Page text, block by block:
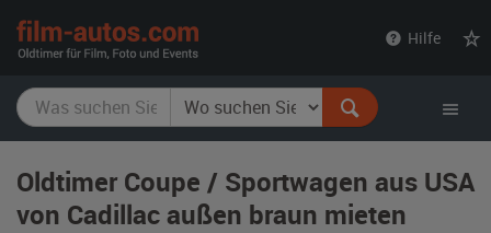
Hilfe
Oldtimer Coupe / Sportwagen aus USA
von Cadillac außen braun mieten